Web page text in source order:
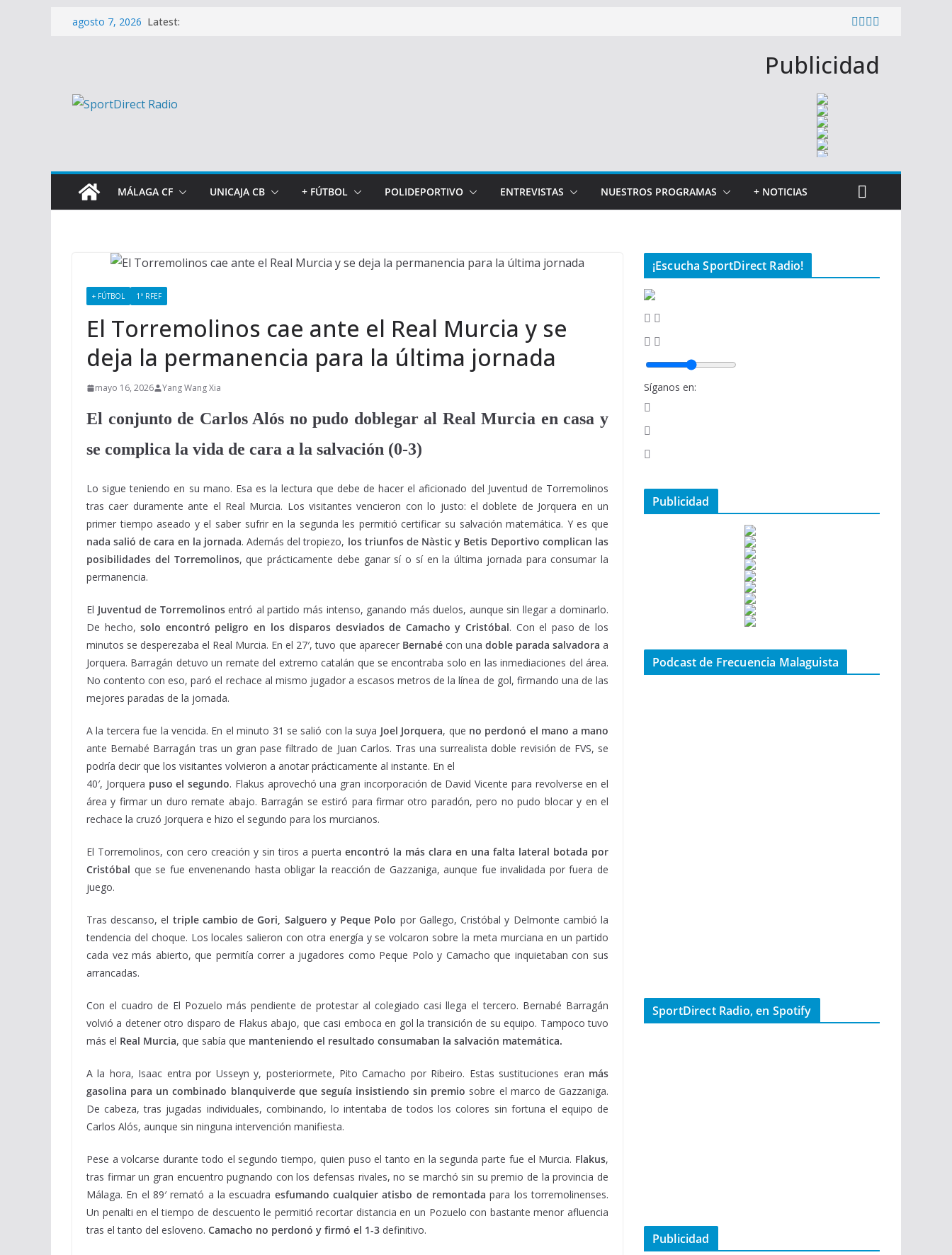
Saltaragosto 7, 2026 Latest:
Publicidad
MÁLAGA CF UNICAJA CB + FÚTBOL POLIDEPORTIVO ENTREVISTAS NUESTROS PROGRAMAS + NOTICIAS
+ FÚTBOL 1ª RFEF
El Torremolinos cae ante el Real Murcia y se
deja la permanencia para la última jornada
mayo 16, 2026 Yang Wang Xia
El conjunto de Carlos Alós no pudo doblegar al Real Murcia en casa y
se complica la vida de cara a la salvación (0-3)
Lo sigue teniendo en su mano. Esa es la lectura que debe de hacer el aficionado del Juventud de Torremolinos
tras caer duramente ante el Real Murcia. Los visitantes vencieron con lo justo: el doblete de Jorquera en un
primer tiempo aseado y el saber sufrir en la segunda les permitió certificar su salvación matemática. Y es que
nada salió de cara en la jornada. Además del tropiezo, los triunfos de Nàstic y Betis Deportivo complican las
posibilidades del Torremolinos, que prácticamente debe ganar sí o sí en la última jornada para consumar la
permanencia.
El Juventud de Torremolinosentró al partido más intenso, ganando más duelos, aunque sin llegar a dominarlo.
De hecho,solo encontró peligro en los disparos desviados de Camacho y Cristóbal. Con el paso de los
minutos se desperezaba el Real Murcia. En el 27′, tuvo que aparecer Bernabécon una doble parada salvadora a
Jorquera. Barragán detuvo un remate del extremo catalán que se encontraba solo en las inmediaciones del área.
No contento con eso, paró el rechace al mismo jugador a escasos metros de la línea de gol, firmando una de las
mejores paradas de la jornada.
A la tercera fue la vencida. En el minuto 31 se salió con la suya Joel Jorquera, que no perdonó el mano a mano
ante Bernabé Barragán tras un gran pase filtrado de Juan Carlos. Tras una surrealista doble revisión de FVS, se
podría decir que los visitantes volvieron a anotar prácticamente al instante. En el
40′, Jorquera puso el segundo. Flakus aprovechó una gran incorporación de David Vicente para revolverse en el
área y firmar un duro remate abajo. Barragán se estiró para firmar otro paradón, pero no pudo blocar y en el
rechace la cruzó Jorquera e hizo el segundo para los murcianos.
El Torremolinos, con cero creación y sin tiros a puerta encontró la más clara en una falta lateral botada por
Cristóbal que se fue envenenando hasta obligar la reacción de Gazzaniga, aunque fue invalidada por fuera de
juego.
Tras descanso, el triple cambio de Gori, Salguero y Peque Polo por Gallego, Cristóbal y Delmonte cambió la
tendencia del choque. Los locales salieron con otra energía y se volcaron sobre la meta murciana en un partido
cada vez más abierto, que permitía correr a jugadores como Peque Polo y Camacho que inquietaban con sus
arrancadas.
Con el cuadro de El Pozuelo más pendiente de protestar al colegiado casi llega el tercero. Bernabé Barragán
volvió a detener otro disparo de Flakus abajo, que casi emboca en gol la transición de su equipo. Tampoco tuvo
más el Real Murcia, que sabía que manteniendo el resultado consumaban la salvación matemática.
A la hora, Isaac entra por Usseyn y, posteriormete, Pito Camacho por Ribeiro. Estas sustituciones eran más
gasolina para un combinado blanquiverde que seguía insistiendo sin premio sobre el marco de Gazzaniga.
De cabeza, tras jugadas individuales, combinando, lo intentaba de todos los colores sin fortuna el equipo de
Carlos Alós, aunque sin ninguna intervención manifiesta.
Pese a volcarse durante todo el segundo tiempo, quien puso el tanto en la segunda parte fue el Murcia. Flakus,
tras firmar un gran encuentro pugnando con los defensas rivales, no se marchó sin su premio de la provincia de
Málaga. En el 89′ remató a la escuadra esfumando cualquier atisbo de remontada para los torremolinenses.
Un penalti en el tiempo de descuento le permitió recortar distancia en un Pozuelo con bastante menor afluencia
tras el tanto del esloveno. Camacho no perdonó y firmó el 1-3 definitivo.
¡Escucha SportDirect Radio!
Síganos en:
Publicidad
Podcast de Frecuencia Malaguista
SportDirect Radio, en Spotify
Publicidad